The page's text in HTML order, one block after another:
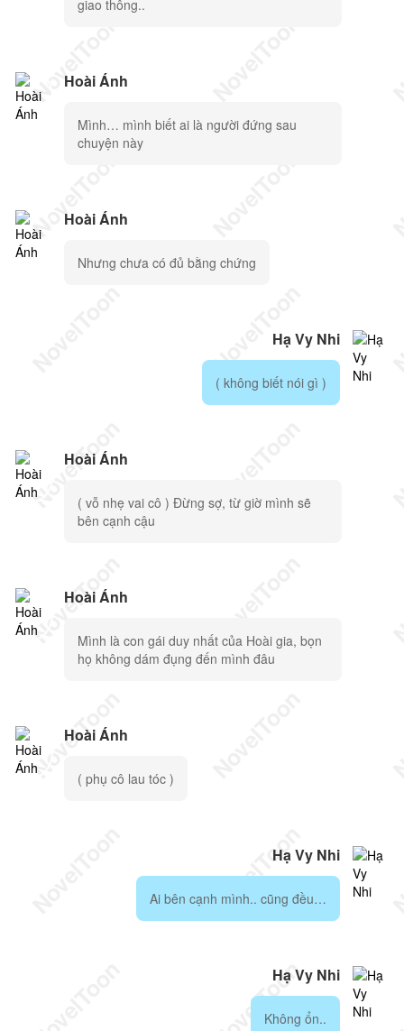
giao thông..
Hoài Ánh
Mình… mình biết ai là người đứng sau
chuyện này
Hoài Ánh
Nhưng chưa có đủ bằng chứng
Hạ Vy Nhi
( không biết nói gì )
Hoài Ánh
( vỗ nhẹ vai cô ) Đừng sợ, từ giờ mình sẽ
bên cạnh cậu
Hoài Ánh
Mình là con gái duy nhất của Hoài gia, bọn
họ không dám đụng đến mình đâu
Hoài Ánh
( phụ cô lau tóc )
Hạ Vy Nhi
Ai bên cạnh mình.. cũng đều…
Hạ Vy Nhi
Không ổn..